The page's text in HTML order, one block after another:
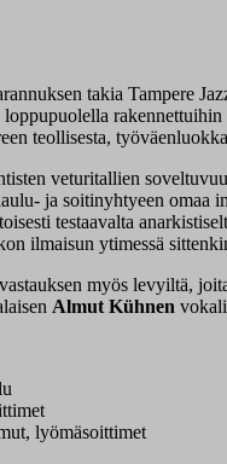
takia Tampere
teollisesta,
veturitallien
ja soitinyhtyeen omaa
testaavalta
ilmaisun ytimessä
vastauksen myös levyiltä,
Almut Kühnen
lyömäsoittimet